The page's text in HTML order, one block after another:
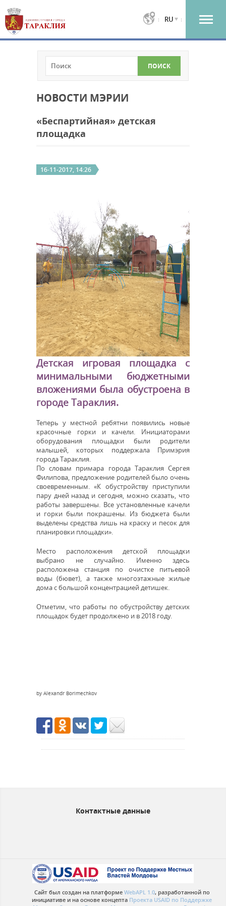
RU
НОВОСТИ МЭРИИ
«Беспартийная» детская
площадка
16-11-2017, 14:26
Детская игровая площадка с
минимальными бюджетными
вложениями была обустроена в
городе Тараклия.
Теперь у местной ребятни появились новые
красочные горки и качели. Инициаторами
оборудования площадки были родители
малышей, которых поддержала Примэрия
города Тараклия.
По словам примара города Тараклия Сергея
Филипова, предложение родителей было очень
своевременным. «К обустройству приступили
пару дней назад и сегодня, можно сказать, что
работы завершены. Все установленные качели
и горки были покрашены. Из бюджета были
выделены средства лишь на краску и песок для
планировки площадки».
Место расположения детской площадки
выбрано не случайно. Именно здесь
расположена станция по очистке питьевой
воды (бювет), а также многоэтажные жилые
дома с большой концентрацией детишек.
Отметим, что работы по обустройству детских
площадок будет продолжено и в 2018 году.
by Alexandr Borimechkov
Контактные данные
Сайт был создан на платформе WebAPL 1.0, разработанной по
инициативе и на основе концепта Проекта USAID по Поддержке